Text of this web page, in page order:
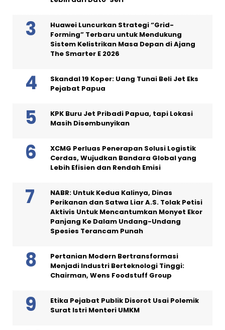
Huawei Luncurkan Strategi “Grid-
Forming” Terbaru untuk Mendukung
Sistem Kelistrikan Masa Depan di Ajang
The Smarter E 2026
Skandal 19 Koper: Uang Tunai Beli Jet Eks
Pejabat Papua
KPK Buru Jet Pribadi Papua, tapi Lokasi
Masih Disembunyikan
XCMG Perluas Penerapan Solusi Logistik
Cerdas, Wujudkan Bandara Global yang
Lebih Efisien dan Rendah Emisi
NABR: Untuk Kedua Kalinya, Dinas
Perikanan dan Satwa Liar A.S. Tolak Petisi
Aktivis Untuk Mencantumkan Monyet Ekor
Panjang Ke Dalam Undang-Undang
Spesies Terancam Punah
Pertanian Modern Bertransformasi
Menjadi Industri Berteknologi Tinggi:
Chairman, Wens Foodstuff Group
Etika Pejabat Publik Disorot Usai Polemik
Surat Istri Menteri UMKM